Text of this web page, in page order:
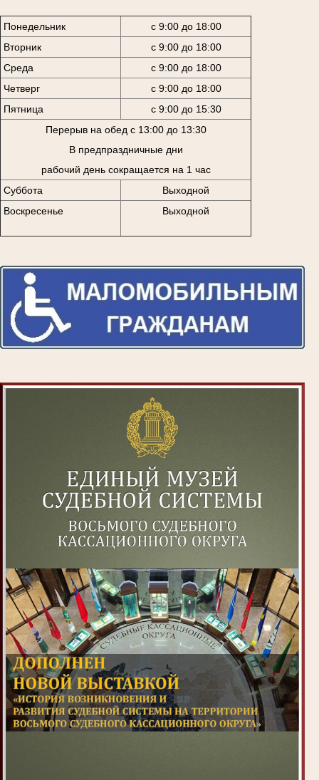
Понедельник
с 9:00 до 18:00
Вторник
с 9:00 до 18:00
Среда
с 9:00 до 18:00
Четверг
с 9:00 до 18:00
Пятница
с 9:00 до 15:30
Перерыв на обед с 13:00 до 13:30
В предпраздничные дни
рабочий день сокращается на 1 час
Суббота
Выходной
Воскресенье
Выходной